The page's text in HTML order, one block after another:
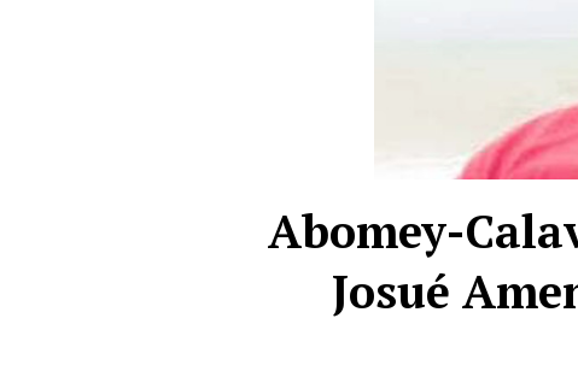
Abomey-
Josué